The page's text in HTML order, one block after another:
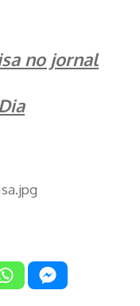
no jornal